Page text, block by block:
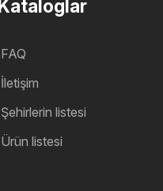
Kataloglar
FAQ
İletişim
Şehirlerin listesi
Ürün listesi